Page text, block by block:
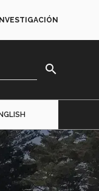
INVESTIGACIÓN
search